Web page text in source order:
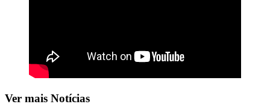
Ver mais Notícias